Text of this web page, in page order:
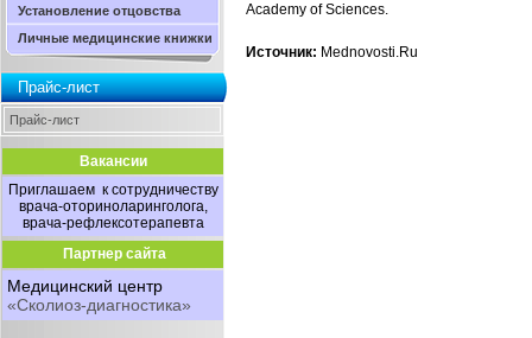
Установление отцовства
Личные медицинские книжки
Прайс-лист
Прайс-лист
Вакансии
Приглашаем к сотрудничеству
врача-оториноларинголога,
врача-рефлексотерапевта
Партнер сайта
Медицинский центр
«Сколиоз-диагностика»
Academy of Sciences.
Источник: Mednovosti.Ru